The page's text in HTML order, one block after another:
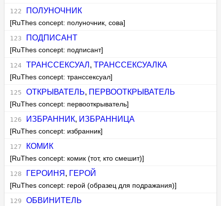
ПОЛУНОЧНИК
[RuThes concept: полуночник, сова]
ПОДПИСАНТ
[RuThes concept: подписант]
ТРАНССЕКСУАЛ , ТРАНССЕКСУАЛКА
[RuThes concept: транссексуал]
ОТКРЫВАТЕЛЬ, ПЕРВООТКРЫВАТЕЛЬ
[RuThes concept: первооткрыватель]
ИЗБРАННИК, ИЗБРАННИЦА
[RuThes concept: избранник]
КОМИК
[RuThes concept: комик (тот, кто смешит)]
ГЕРОИНЯ , ГЕРОЙ
[RuThes concept: герой (образец для подражания)]
ОБВИНИТЕЛЬ